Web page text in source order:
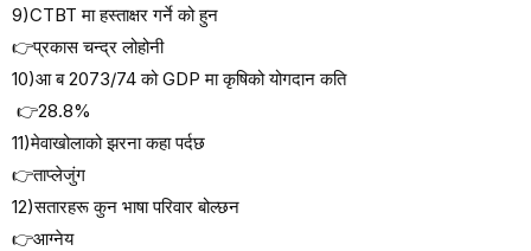
9)CTBT मा हस्ताक्षर गर्ने को हुन
👉प्रकास चन्द्र लोहोनी
10)आ ब 2073/74 को GDP मा कृषिको योगदान कति
👉28.8%
11)मेवाखोलाको झरना कहा पर्दछ
👉ताप्लेजुंग
12)सतारहरू कुन भाषा परिवार बोल्छन
👉आग्नेय